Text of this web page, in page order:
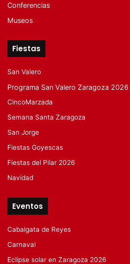
Conferencias
Museos
Fiestas
San Valero
Programa San Valero Zaragoza 2026
CincoMarzada
Semana Santa Zaragoza
San Jorge
Fiestas Goyescas
Fiestas del Pilar 2026
Navidad
Eventos
Cabalgata de Reyes
Carnaval
Eclipse solar en Zaragoza 2026